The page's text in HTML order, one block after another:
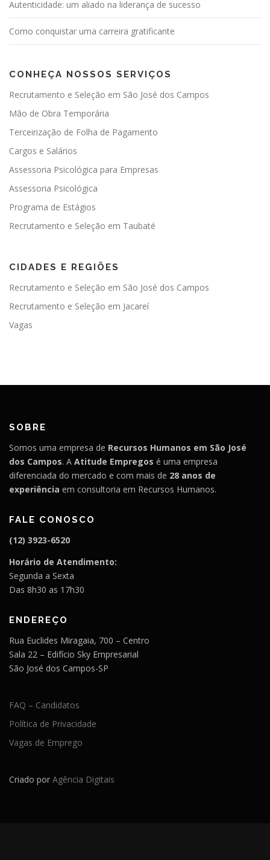
Autenticidade: um aliado na liderança de sucesso
Como conquistar uma carreira gratificante
CONHEÇA NOSSOS SERVIÇOS
Recrutamento e Seleção em São José dos Campos
Mão de Obra Temporária
Terceirização de Folha de Pagamento
Cargos e Salários
Assessoria Psicológica para Empresas
Assessoria Psicológica
Programa de Estágios
Recrutamento e Seleção em Taubaté
CIDADES E REGIÕES
Recrutamento e Seleção em São José dos Campos
Recrutamento e Seleção em Jacareí
Vagas
SOBRE
Somos uma empresa de Recursos Humanos em São José
dos Campos. A Atitude Empregos é uma empresa
diferenciada do mercado e com mais de 28 anos de
experiência em consultoria em Recursos Humanos.
FALE CONOSCO
(12) 3923-6520
Horário de Atendimento:
Segunda a Sexta
Das 8h30 as 17h30
ENDEREÇO
Rua Euclides Miragaia, 700 – Centro
Sala 22 – Edifício Sky Empresarial
São José dos Campos-SP
FAQ – Candidatos
Política de Privacidade
Vagas de Emprego
Criado por Agência Digitais